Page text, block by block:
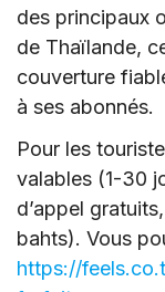
des principaux
de Thaïlande,
couverture
à ses abonnés.
Pour les
valables (1-30
d’appel
bahts). Vous
https://